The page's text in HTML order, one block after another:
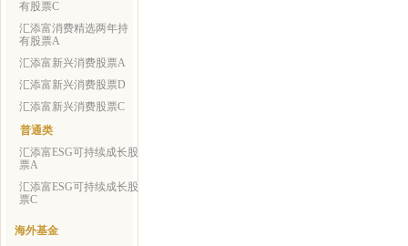
有股票C
汇添富消费精选两年持
有股票A
汇添富新兴消费股票A
汇添富新兴消费股票D
汇添富新兴消费股票C
普通类
汇添富ESG可持续成长股
票A
汇添富ESG可持续成长股
票C
海外基金